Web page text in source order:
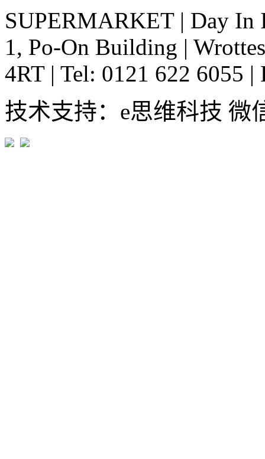
SUPERMARKET | Day In
1, Po-On Building |
4RT | Tel: 0121 622 6055 |
技术支持：e思维科技 微